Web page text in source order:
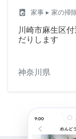
local_laundry_service 家事 ▸ 家の掃
川崎市麻生区
だりします
神奈川県